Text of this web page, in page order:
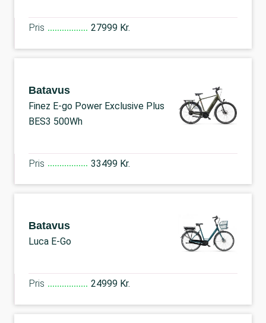
Pris 27999 Kr.
Batavus
Finez E-go Power Exclusive Plus
BES3 500Wh
Pris 33499 Kr.
Batavus
Luca E-Go
Pris 24999 Kr.